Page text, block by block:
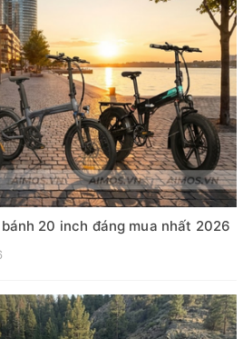
20 inch đáng mua nhất 2026